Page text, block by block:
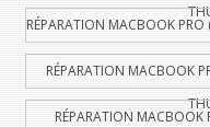
RÉPARATION MACBOOK
RÉPARATION MACBOOK
RÉPARATION MACBOOK